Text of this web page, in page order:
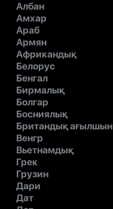
Албан
Амхар
Араб
Армян
Африкандық
Белорус
Бенгал
Бирмалық
Болгар
Босниялық
Британдық ағылшын
Венгр
Вьетнамдық
Грек
Грузин
Дари
Дат